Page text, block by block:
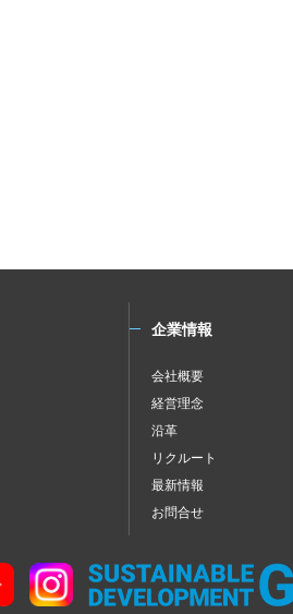
企業情報
会社概要
経営理念
沿革
リクルート
最新情報
お問合せ